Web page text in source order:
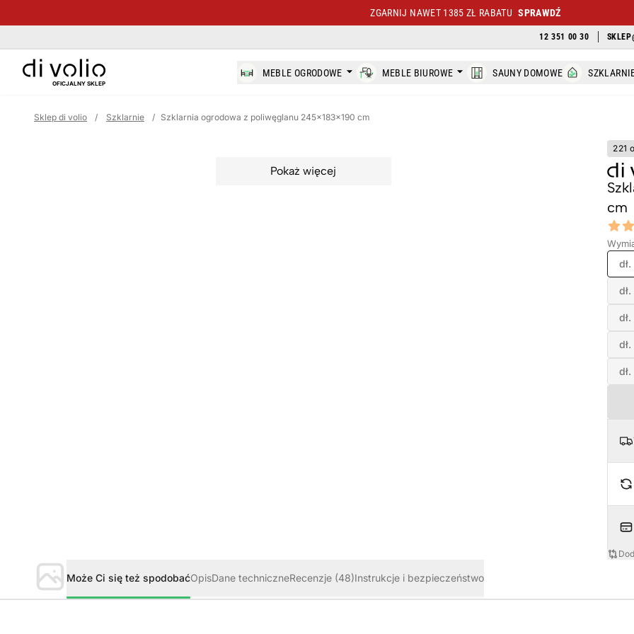
ZGARNIJ NAWET 1385 ZŁ RABATU SPRAWDŹ
12 351 00 30
di-volio.com
OFICJALNY SKLEP
MEBLE OGRODOWE MEBLE BIUROWE SAUNY DOMOWE
Sklep di volio / Szklarnie / Szklarnia ogrodowa z poliwęglanu 245x183x190 cm
Pokaż więcej
221
cm
4.75
Może Ci się też spodobaćOpisDane techniczneRecenzje (48)Instrukcje i bezpieczeństwo